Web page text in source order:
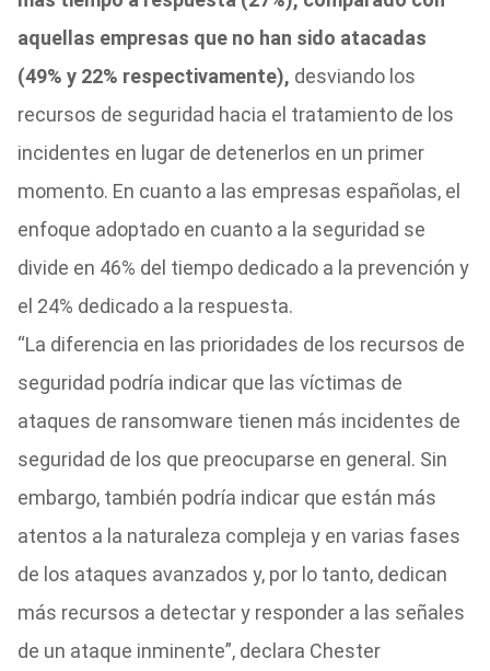
aquellas empresas que no han sido atacadas
(49% y 22% respectivamente), desviando los
recursos de seguridad hacia el tratamiento de los
incidentes en lugar de detenerlos en un primer
momento. En cuanto a las empresas españolas, el
enfoque adoptado en cuanto a la seguridad se
divide en 46% del tiempo dedicado a la prevención y
el 24% dedicado a la respuesta.
“La diferencia en las prioridades de los recursos de
seguridad podría indicar que las víctimas de
ataques de ransomware tienen más incidentes de
seguridad de los que preocuparse en general. Sin
embargo, también podría indicar que están más
atentos a la naturaleza compleja y en varias fases
de los ataques avanzados y, por lo tanto, dedican
más recursos a detectar y responder a las señales
de un ataque inminente”, declara Chester